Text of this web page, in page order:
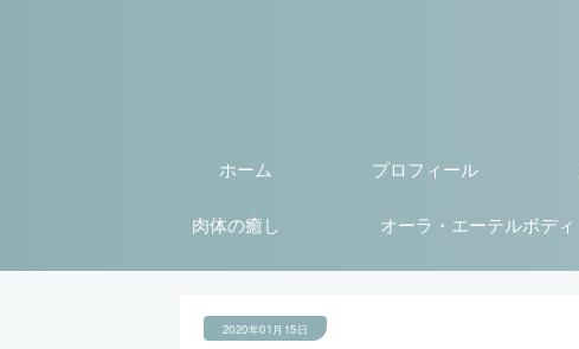
ホーム プロフィール
肉体の癒し オーラ・エーテルボディ
2020年01月15日